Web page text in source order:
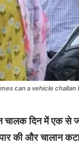
can a vehicle challan
दिन में एक से
की और चालान